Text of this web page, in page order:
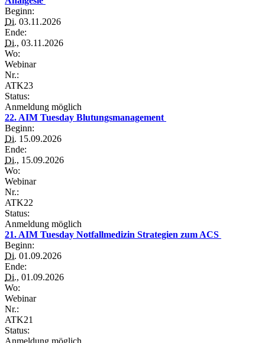
Beginn:
Di. 03.11.2026
Ende:
Di., 03.11.2026
Wo:
Webinar
Nr.:
ATK23
Status:
Anmeldung möglich
22. AIM Tuesday Blutungsmanagement
Beginn:
Di. 15.09.2026
Ende:
Di., 15.09.2026
Wo:
Webinar
Nr.:
ATK22
Status:
Anmeldung möglich
21. AIM Tuesday Notfallmedizin Strategien zum ACS
Beginn:
Di. 01.09.2026
Ende:
Di., 01.09.2026
Wo:
Webinar
Nr.:
ATK21
Status:
Anmeldung möglich